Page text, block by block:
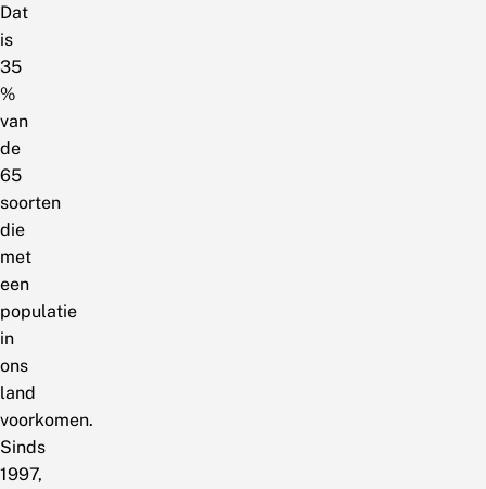
Dat
is
35
%
van
de
65
soorten
die
met
een
populatie
in
ons
land
voorkomen.
Sinds
1997,